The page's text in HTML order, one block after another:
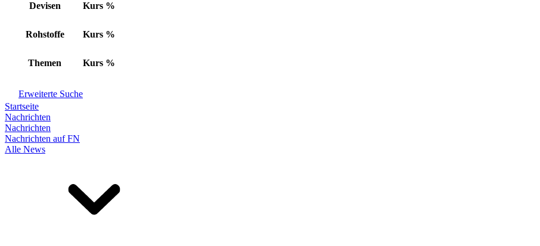
Devisen Kurs %
Rohstoffe Kurs %
Themen Kurs %
Erweiterte Suche
Startseite
Nachrichten
Nachrichten
Nachrichten auf FN
Alle News